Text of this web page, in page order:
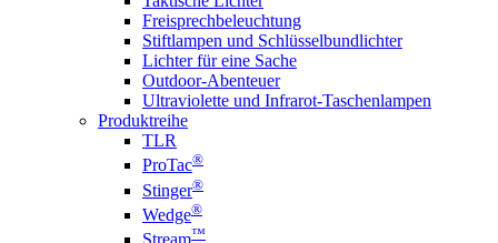
Freisprechbeleuchtung
Stiftlampen und Schlüsselbundlichter
Lichter für eine Sache
Outdoor-Abenteuer
Ultraviolette und Infrarot-Taschenlampen
Produktreihe
TLR
ProTac®
Stinger®
Wedge®
™